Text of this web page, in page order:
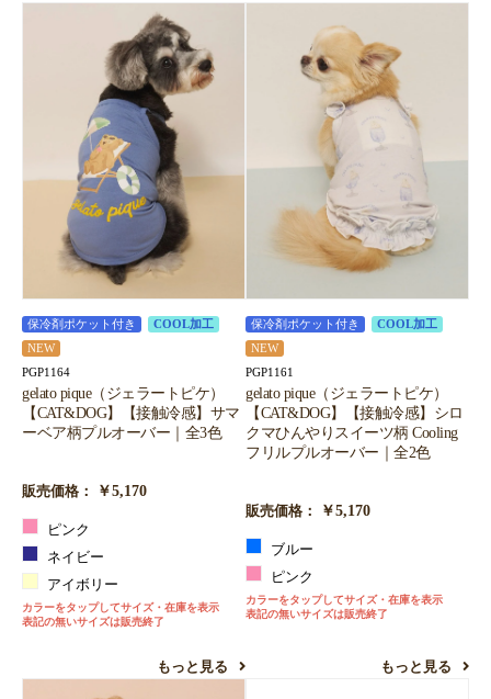
保冷剤ポケット付き
COOL加工
NEW
PGP1164
gelato pique（ジェラートピケ）
【CAT&DOG】【接触冷感】サマ
ーベア柄プルオーバー｜全3色
販売価格： ￥5,170
ピンク
ネイビー
アイボリー
カラーをタップしてサイズ・在庫を表示
表記の無いサイズは販売終了
もっと見る
保冷剤ポケット付き
COOL加工
NEW
PGP1161
gelato pique（ジェラートピケ）
【CAT&DOG】【接触冷感】シロ
クマひんやりスイーツ柄 Cooling
フリルプルオーバー｜全2色
販売価格： ￥5,170
ブルー
ピンク
カラーをタップしてサイズ・在庫を表示
表記の無いサイズは販売終了
もっと見る